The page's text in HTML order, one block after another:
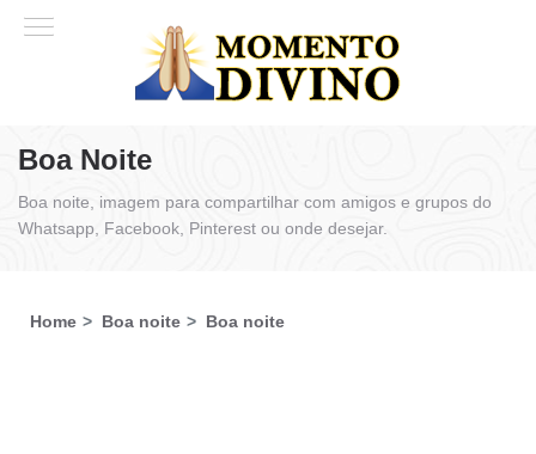
Boa Noite
Boa noite, imagem para compartilhar com amigos e grupos do
Whatsapp, Facebook, Pinterest ou onde desejar.
Home Boa noite Boa noite